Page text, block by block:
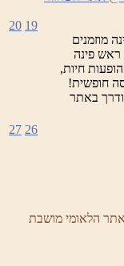
מוזמנים
ראש פינה
חיות,
חופשית!
סיור מודרך באתר
19
20
26
27
הלאומי מושבת